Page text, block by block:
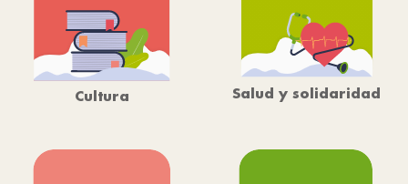
Cultura Salud y solidaridad